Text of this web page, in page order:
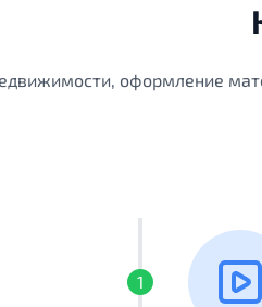
оформление
1